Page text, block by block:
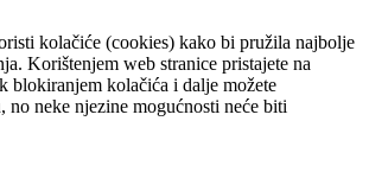
kolačiće (cookies) kako bi pružila najbolje
Korištenjem web stranice pristajete na
blokiranjem kolačića i dalje možete
no neke njezine mogućnosti neće biti